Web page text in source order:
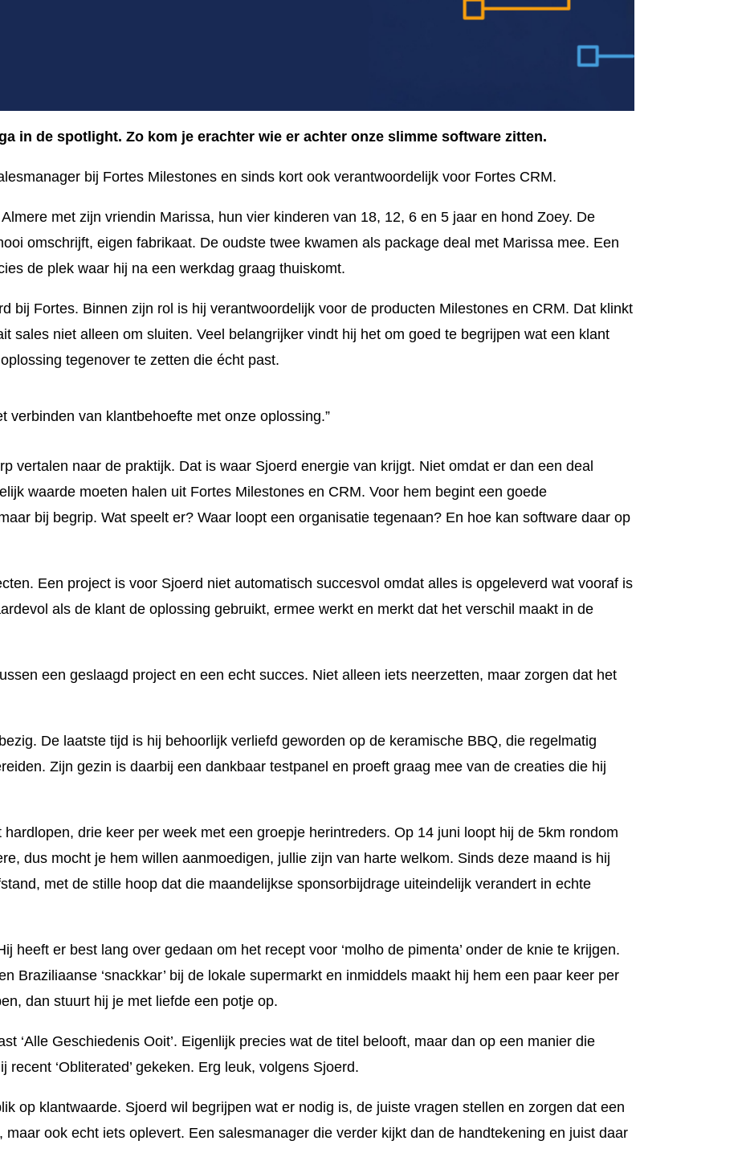
in de spotlight. Zo kom je erachter wie er achter onze slimme software zitten.
bij Fortes Milestones en sinds kort ook verantwoordelijk voor Fortes CRM.
met zijn vriendin Marissa, hun vier kinderen van 18, 12, 6 en 5 jaar en hond Zoey. De
omschrijft, eigen fabrikaat. De oudste twee kwamen als package deal met Marissa mee. Een
de plek waar hij na een werkdag graag thuiskomt.
bij Fortes. Binnen zijn rol is hij verantwoordelijk voor de producten Milestones en CRM. Dat klinkt
sales niet alleen om sluiten. Veel belangrijker vindt hij het om goed te begrijpen wat een klant
tegenover te zetten die écht past.
verbinden van klantbehoefte met onze oplossing.”
vertalen naar de praktijk. Dat is waar Sjoerd energie van krijgt. Niet omdat er dan een deal
waarde moeten halen uit Fortes Milestones en CRM. Voor hem begint een goede
bij begrip. Wat speelt er? Waar loopt een organisatie tegenaan? En hoe kan software daar op
Een project is voor Sjoerd niet automatisch succesvol omdat alles is opgeleverd wat vooraf is
als de klant de oplossing gebruikt, ermee werkt en merkt dat het verschil maakt in de
een geslaagd project en een echt succes. Niet alleen iets neerzetten, maar zorgen dat het
De laatste tijd is hij behoorlijk verliefd geworden op de keramische BBQ, die regelmatig
Zijn gezin is daarbij een dankbaar testpanel en proeft graag mee van de creaties die hij
drie keer per week met een groepje herintreders. Op 14 juni loopt hij de 5km rondom
dus mocht je hem willen aanmoedigen, jullie zijn van harte welkom. Sinds deze maand is hij
met de stille hoop dat die maandelijkse sponsorbijdrage uiteindelijk verandert in echte
heeft er best lang over gedaan om het recept voor ‘molho de pimenta’ onder de knie te krijgen.
Braziliaanse ‘snackkar’ bij de lokale supermarkt en inmiddels maakt hij hem een paar keer per
dan stuurt hij je met liefde een potje op.
‘Alle Geschiedenis Ooit’. Eigenlijk precies wat de titel belooft, maar dan op een manier die
recent ‘Obliterated’ gekeken. Erg leuk, volgens Sjoerd.
op klantwaarde. Sjoerd wil begrijpen wat er nodig is, de juiste vragen stellen en zorgen dat een
ook echt iets oplevert. Een salesmanager die verder kijkt dan de handtekening en juist daar